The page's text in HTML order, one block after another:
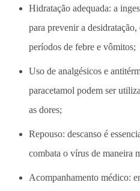
Hidratação adequada: a
para prevenir a
períodos de febre e vômitos;
Uso de analgésicos e
paracetamol podem ser
as dores;
Repouso: descanso é
combata o vírus de maneira
Acompanhamento médico: